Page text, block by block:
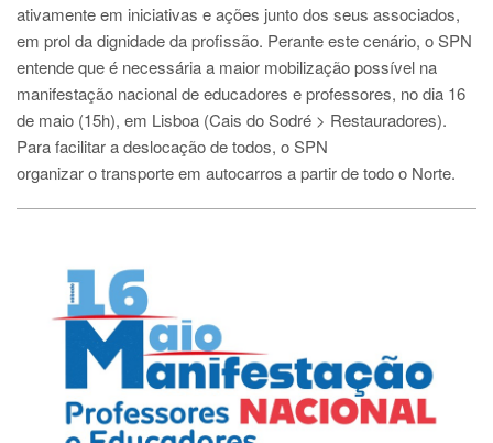
ativamente em iniciativas e ações junto dos seus associados,
em prol da dignidade da profissão. Perante este cenário, o SPN
entende que é necessária a maior mobilização possível na
manifestação nacional de educadores e professores, no dia 16
de maio (15h), em Lisboa (Cais do Sodré > Restauradores).
Para facilitar a deslocação de todos, o SPN
organizar o transporte em autocarros a partir de todo o Norte.